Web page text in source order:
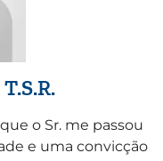
T.S.R.
o Sr. me passou
e uma convicção